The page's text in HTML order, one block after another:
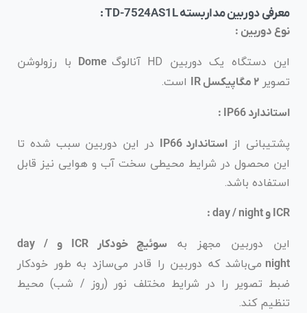
معرفی دوربین مداربسته TD-7524AS1L :
نوع دوربین :
این دستگاه یک دوربین HD آنالوگ
با رزولوشن
تصویر ۲ مگاپیکسل IR است.
استاندارد IP66 :
پشتیبانی از استاندارد IP66
در این دوربین سبب شده تا
این محصول در شرایط محیطی سخت آب و هوایی نیز قابل
استفاده باشد.
ICR و day / night :
این دوربین مجهز به
سوئیچ خودکار ICR و day /
night می‌باشد که دوربین را قادر می‌سازد به طور خودکار
ضبط تصویر را در شرایط مختلف نور (روز / شب) محیط
تنظیم کند.